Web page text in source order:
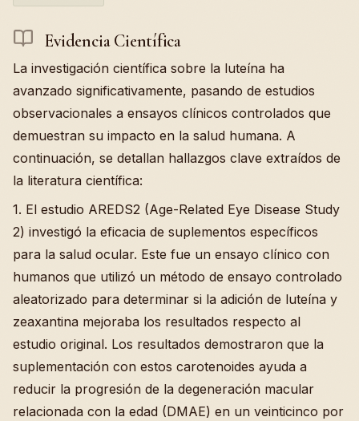
Evidencia Científica
La investigación científica sobre la luteína ha
avanzado significativamente, pasando de estudios
observacionales a ensayos clínicos controlados que
demuestran su impacto en la salud humana. A
continuación, se detallan hallazgos clave extraídos de
la literatura científica:
1. El estudio AREDS2 (Age-Related Eye Disease Study
2) investigó la eficacia de suplementos específicos
para la salud ocular. Este fue un ensayo clínico con
humanos que utilizó un método de ensayo controlado
aleatorizado para determinar si la adición de luteína y
zeaxantina mejoraba los resultados respecto al
estudio original. Los resultados demostraron que la
suplementación con estos carotenoides ayuda a
reducir la progresión de la degeneración macular
relacionada con la edad (DMAE) en un veinticinco por